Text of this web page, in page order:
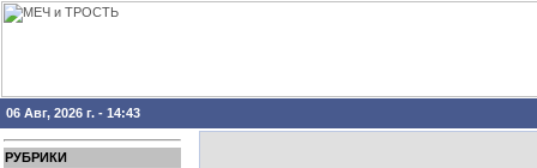
06 Авг, 2026 г. - 14:43
РУБРИКИ